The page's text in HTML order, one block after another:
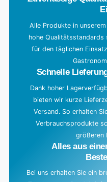
Alle Produkte in
hohe
für den täglichen
Schnelle
Dank hoher
bieten wir kurze
Versand. So erhalten
Verbrauchsprodukte
größeren
Alles aus
Bei uns erhalten Sie ein